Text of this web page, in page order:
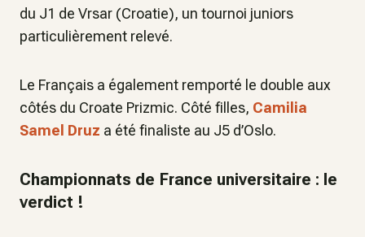
du J1 de Vrsar (Croatie), un tournoi juniors
particulièrement relevé.
Le Français a également remporté le double aux
côtés du Croate Prizmic. Côté filles, Camilia
Samel Druz a été finaliste au J5 d’Oslo.
Championnats de France universitaire : le
verdict !